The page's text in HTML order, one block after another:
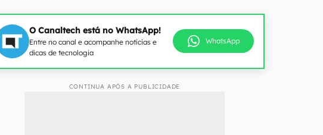
O Canaltech está no WhatsApp!
Entre no canal e acompanhe notícias e
dicas de tecnologia
WhatsApp
CONTINUA APÓS A PUBLICIDADE